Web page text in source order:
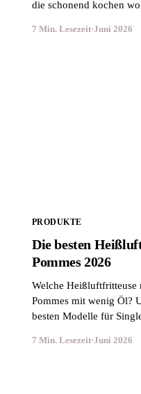
die schonend kochen
7 Min. Lesezeit·Juni 2026
PRODUKTE
Die besten
Pommes 2026
Welche
Pommes mit wenig Öl?
besten Modelle für
7 Min. Lesezeit·Juni 2026